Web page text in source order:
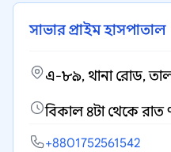
সাভার প্রাইম হাসপাতাল
এ-৮৯, থানা রোড,
বিকাল ৪টা থেকে
+8801752561542